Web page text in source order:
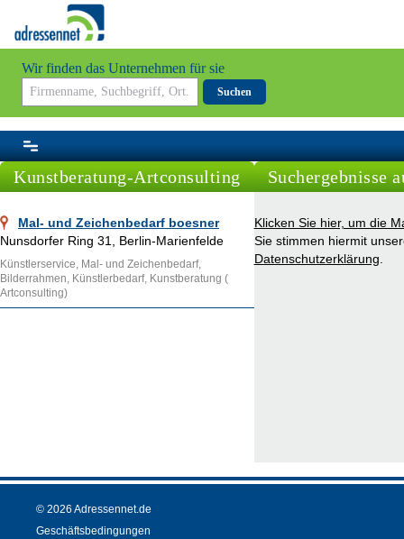
Wir finden das Unternehmen für sie
Suchen
Kunstberatung-Artconsulting
Mal- und Zeichenbedarf boesner
Nunsdorfer Ring 31, Berlin-Marienfelde
Künstlerservice, Mal- und Zeichenbedarf,
Bilderrahmen, Künstlerbedarf, Kunstberatung (
Artconsulting)
Suchergebnisse
Klicken Sie hier, um die
Sie stimmen hiermit
Datenschutzerklärung
© 2026 Adressennet.de
Geschäftsbedingungen